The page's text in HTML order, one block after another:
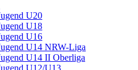
U20
U18
U16
U14 NRW-Liga
U14 II Oberliga
U12/U13